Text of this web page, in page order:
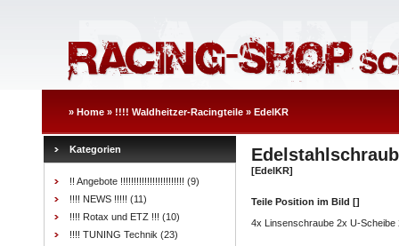
» Home » !!!! Waldheitzer-Racingteile » EdelKR
Kategorien
!! Angebote !!!!!!!!!!!!!!!!!!!!!!!! (9)
!!!! NEWS !!!!! (11)
!!!! Rotax und ETZ !!! (10)
!!!! TUNING Technik (23)
[EdelKR]
Teile Position im Bild []
4x Linsenschraube 2x U-Scheibe